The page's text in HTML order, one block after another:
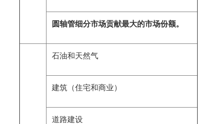
圆轴管细分市场贡献最大的市场份额。
石油和天然气
建筑（住宅和商业）
道路建设